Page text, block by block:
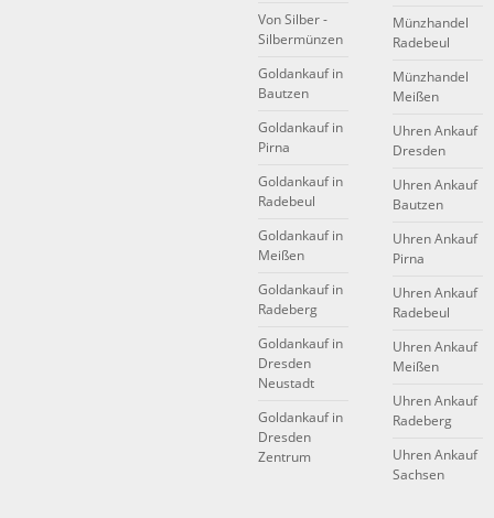
Von Silber -
Silbermünzen
Goldankauf in
Bautzen
Goldankauf in
Pirna
Goldankauf in
Radebeul
Goldankauf in
Meißen
Goldankauf in
Radeberg
Goldankauf in
Dresden
Neustadt
Goldankauf in
Dresden
Zentrum
Münzhandel
Radebeul
Münzhandel
Meißen
Uhren Ankauf
Dresden
Uhren Ankauf
Bautzen
Uhren Ankauf
Pirna
Uhren Ankauf
Radebeul
Uhren Ankauf
Meißen
Uhren Ankauf
Radeberg
Uhren Ankauf
Sachsen